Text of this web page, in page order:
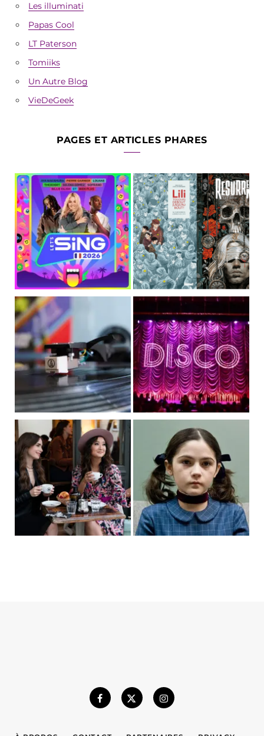
Les illuminati
Papas Cool
LT Paterson
Tomiiks
Un Autre Blog
VieDeGeek
PAGES ET ARTICLES PHARES